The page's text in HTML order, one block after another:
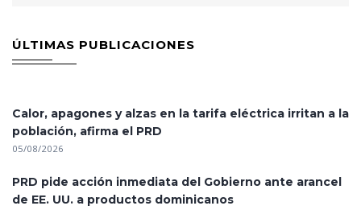
ÚLTIMAS PUBLICACIONES
Calor, apagones y alzas en la tarifa eléctrica irritan a la
población, afirma el PRD
05/08/2026
PRD pide acción inmediata del Gobierno ante arancel
de EE. UU. a productos dominicanos